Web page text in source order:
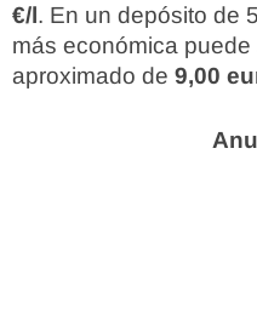
€/l. En un depósito de
más económica
aproximado de 9,00